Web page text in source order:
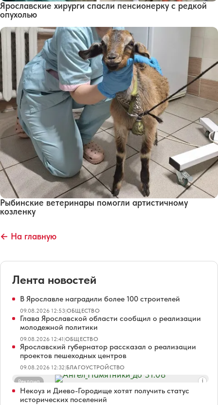
Ярославские хирурги спасли пенсионерку с редкой
опухолью
Рыбинские ветеринары помогли артистичному
козленку
← На главную
Лента новостей
В Ярославле наградили более 100 строителей
09.08.2026 12:53|ОБЩЕСТВО
Глава Ярославской области сообщил о реализации
молодежной политики
09.08.2026 12:41|ОБЩЕСТВО
Ярославский губернатор рассказал о реализации
проектов пешеходных центров
09.08.2026 12:32|БЛАГОУСТРОЙСТВО
Реклама
Некоуз и Диево-Городище хотят получить статус
исторических поселений